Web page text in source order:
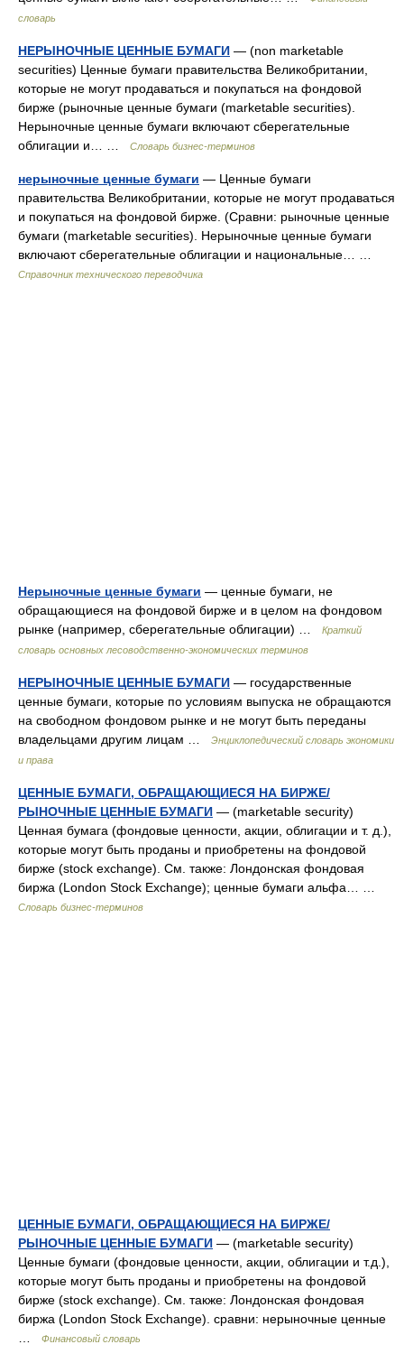
словарь
НЕРЫНОЧНЫЕ ЦЕННЫЕ БУМАГИ — (non marketable
securities) Ценные бумаги правительства Великобритании,
которые не могут продаваться и покупаться на фондовой
бирже (рыночные ценные бумаги (marketable securities).
Нерыночные ценные бумаги включают сберегательные
облигации и… …
Словарь бизнес-терминов
нерыночные ценные бумаги — Ценные бумаги
правительства Великобритании, которые не могут продаваться
и покупаться на фондовой бирже. (Сравни: рыночные ценные
бумаги (marketable securities). Нерыночные ценные бумаги
включают сберегательные облигации и национальные… …
Справочник технического переводчика
Нерыночные ценные бумаги — ценные бумаги, не
обращающиеся на фондовой бирже и в целом на фондовом
рынке (например, сберегательные облигации) …
Краткий
словарь основных лесоводственно-экономических терминов
НЕРЫНОЧНЫЕ ЦЕННЫЕ БУМАГИ — государственные
ценные бумаги, которые по условиям выпуска не обращаются
на свободном фондовом рынке и не могут быть переданы
владельцами другим лицам …
Энциклопедический словарь экономики
и права
ЦЕННЫЕ БУМАГИ, ОБРАЩАЮЩИЕСЯ НА БИРЖЕ/
РЫНОЧНЫЕ ЦЕННЫЕ БУМАГИ — (marketable security)
Ценная бумага (фондовые ценности, акции, облигации и т. д.),
которые могут быть проданы и приобретены на фондовой
бирже (stock exchange). См. также: Лондонская фондовая
биржа (London Stock Exchange); ценные бумаги альфа… …
Словарь бизнес-терминов
ЦЕННЫЕ БУМАГИ, ОБРАЩАЮЩИЕСЯ НА БИРЖЕ/
РЫНОЧНЫЕ ЦЕННЫЕ БУМАГИ — (marketable security)
Ценные бумаги (фондовые ценности, акции, облигации и т.д.),
которые могут быть проданы и приобретены на фондовой
бирже (stock exchange). См. также: Лондонская фондовая
биржа (London Stock Exchange). сравни: нерыночные ценные
Финансовый словарь